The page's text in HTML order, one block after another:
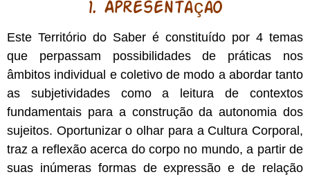
1. Apresentação
Este Território do Saber é constituído por 4 temas
que perpassam possibilidades de práticas nos
âmbitos individual e coletivo de modo a abordar tanto
as subjetividades como a leitura de contextos
fundamentais para a construção da autonomia dos
sujeitos. Oportunizar o olhar para a Cultura Corporal,
traz a reflexão acerca do corpo no mundo, a partir de
suas inúmeras formas de expressão e de relação